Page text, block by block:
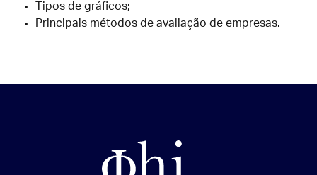
Tipos de gráficos;
Principais métodos de avaliação de empresas.